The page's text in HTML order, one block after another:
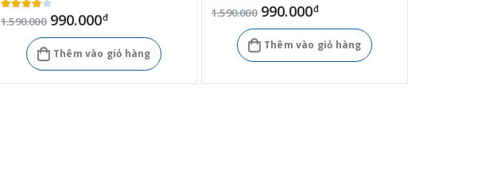
1.590.000 990.000đ
Thêm vào giỏ hàng
1.590.000 990.000đ
Thêm vào giỏ hàng